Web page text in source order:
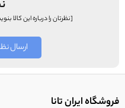
[نظرتان را درباره این کالا
ارسال
فروشگاه ایران تانا